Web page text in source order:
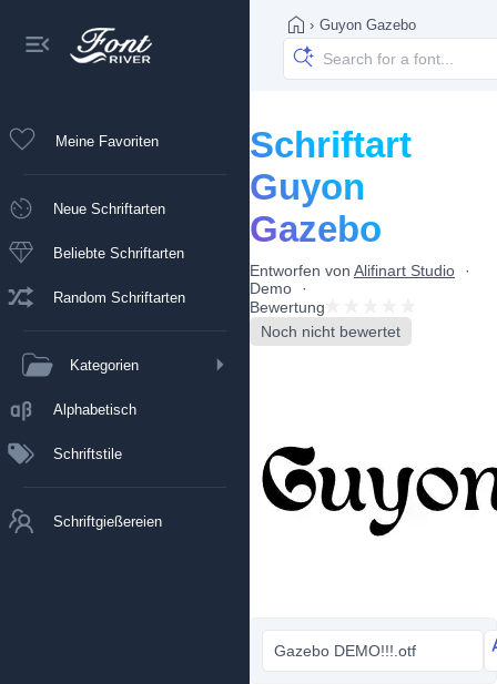
Meine Favoriten
Neue Schriftarten
Beliebte Schriftarten
Random Schriftarten
Kategorien
Alphabetisch
Schriftstile
Schriftgießereien
› Guyon Gazebo
Schriftart
Guyon
Gazebo
Entworfen von Alifinart Studio
Demo
Bewertung
Noch nicht bewertet
Gazebo DEMO!!!.otf